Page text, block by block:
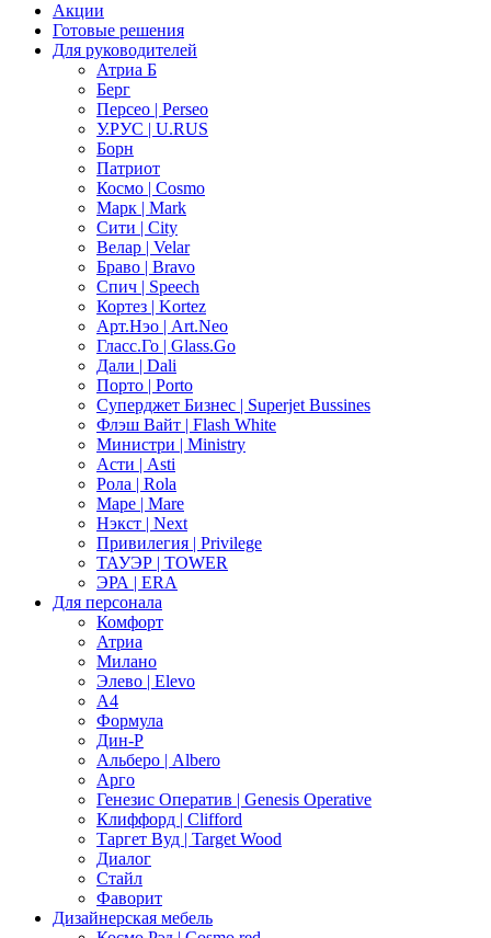
Акции
Готовые решения
Для руководителей
Атриа Б
Берг
Персео | Perseo
У.РУС | U.RUS
Борн
Патриот
Космо | Cosmo
Марк | Mark
Сити | City
Велар | Velar
Браво | Bravo
Спич | Speech
Кортез | Kortez
Арт.Нэо | Art.Neo
Гласс.Го | Glass.Go
Дали | Dali
Порто | Porto
Суперджет Бизнес | Superjet Bussines
Флэш Вайт | Flash White
Министри | Ministry
Асти | Asti
Рола | Rola
Маре | Mare
Нэкст | Next
Привилегия | Privilege
ТАУЭР | TOWER
ЭРА | ERA
Для персонала
Комфорт
Атриа
Милано
Элево | Elevo
А4
Формула
Дин-Р
Альберо | Albero
Арго
Генезис Оператив | Genesis Operative
Клиффорд | Clifford
Таргет Вуд | Target Wood
Диалог
Стайл
Фаворит
Дизайнерская мебель